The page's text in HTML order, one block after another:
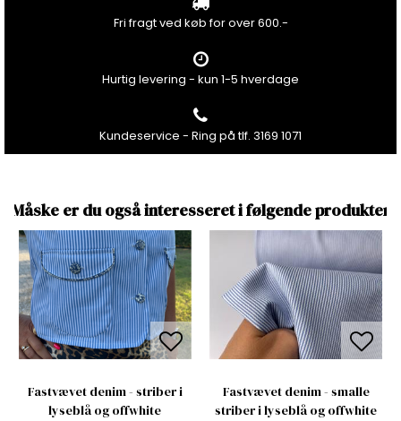
Fri fragt ved køb for over 600.-
Hurtig levering - kun 1-5 hverdage
Kundeservice - Ring på tlf. 3169 1071
Måske er du også interesseret i følgende produkter
Fastvævet denim - striber i
lyseblå og offwhite
Fastvævet denim - smalle
striber i lyseblå og offwhite